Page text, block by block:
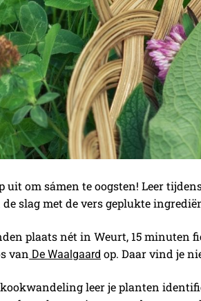
uit om sámen te oogsten! Leer
slag met de vers geplukte
plaats nét in Weurt, 15 minuten
van De Waalgaard op. Daar vind je
leer je planten